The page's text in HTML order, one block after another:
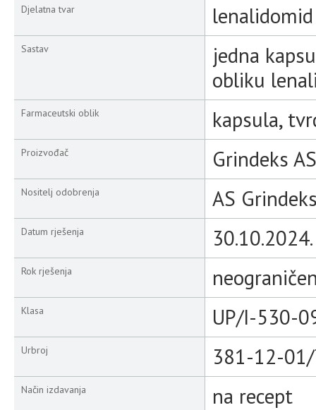
Djelatna tvar
Sastav
jedna
obliku
Farmaceutski oblik kapsula,
Proizvođač Grindeks
Nositelj odobrenja AS
Datum rješenja 30.10.2024.
Rok rješenja
Klasa UP/I-530-
Urbroj 381-12-
Način izdavanja na recept